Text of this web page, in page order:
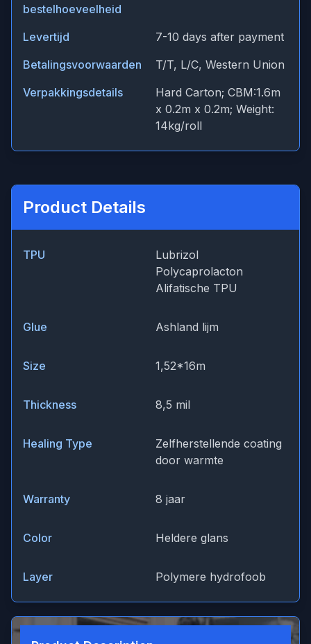
bestelhoeveelheid
Levertijd
7-10 days after payment
Betalingsvoorwaarden
T/T, L/C, Western Union
Verpakkingsdetails
Hard Carton; CBM:1.6m
x 0.2m x 0.2m; Weight:
14kg/roll
Product Details
TPU
Lubrizol
Polycaprolacton
Alifatische TPU
Glue Ashland lijm
Size 1,52*16m
Thickness 8,5 mil
Healing Type
Zelfherstellende coating
door warmte
Warranty 8 jaar
Color Heldere glans
Layer Polymere hydrofoob